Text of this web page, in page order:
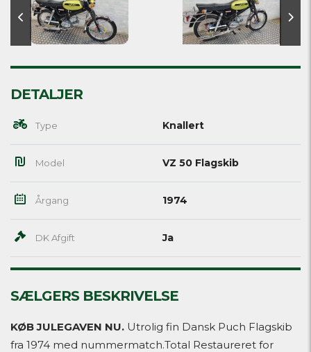
DETALJER
Type Knallert
Model VZ 50 Flagskib
Årgang 1974
DK Afgift Ja
SÆLGERS BESKRIVELSE
KØB JULEGAVEN NU. Utrolig fin Dansk Puch Flagskib
fra 1974 med nummermatch.Total Restaureret for